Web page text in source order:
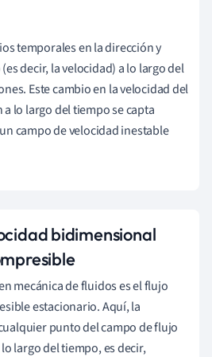
temporales en la dirección y
decir, la velocidad) a lo largo del
Este cambio en la velocidad del
lo largo del tiempo se capta
campo de velocidad inestable
bidimensional
mecánica de fluidos es el flujo
estacionario. Aquí, la
punto del campo de flujo
largo del tiempo, es decir,